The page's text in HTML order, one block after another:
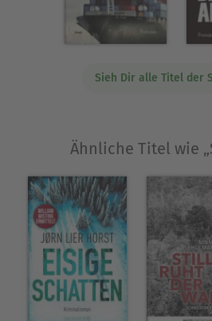
Sieh Dir alle Titel der
Ähnliche Titel wie